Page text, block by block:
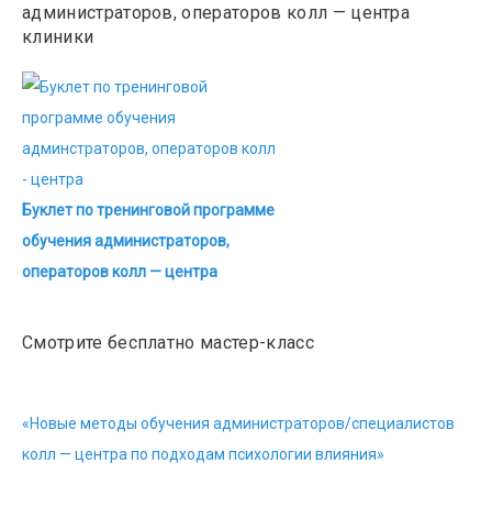
администраторов, операторов колл — центра
клиники
Буклет по тренинговой программе
обучения администраторов,
операторов колл — центра
Смотрите бесплатно мастер-класс
«Новые методы обучения администраторов/специалистов
колл — центра по подходам психологии влияния»